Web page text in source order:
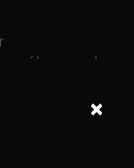
×
, mélange de
qualité
et